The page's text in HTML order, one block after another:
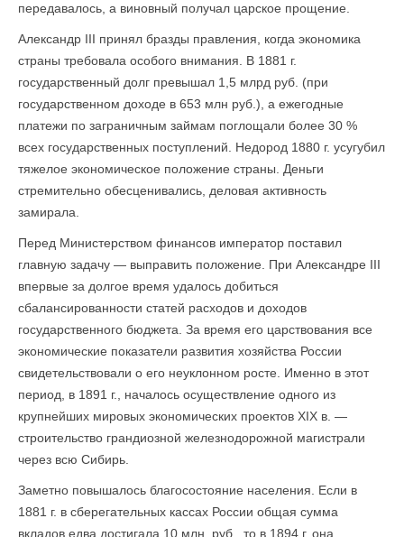
передавалось, а виновный получал царское прощение.
Александр III принял бразды правления, когда экономика
страны требовала особого внимания. В 1881 г.
государственный долг превышал 1,5 млрд руб. (при
государственном доходе в 653 млн руб.), а ежегодные
платежи по заграничным займам поглощали более 30 %
всех государственных поступлений. Недород 1880 г. усугубил
тяжелое экономическое положение страны. Деньги
стремительно обесценивались, деловая активность
замирала.
Перед Министерством финансов император поставил
главную задачу — выправить положение. При Александре III
впервые за долгое время удалось добиться
сбалансированности статей расходов и доходов
государственного бюджета. За время его царствования все
экономические показатели развития хозяйства России
свидетельствовали о его неуклонном росте. Именно в этот
период, в 1891 г., началось осуществление одного из
крупнейших мировых экономических проектов XIX в. —
строительство грандиозной железнодорожной магистрали
через всю Сибирь.
Заметно повышалось благосостояние населения. Если в
1881 г. в сберегательных кассах России общая сумма
вкладов едва достигала 10 млн. руб., то в 1894 г. она